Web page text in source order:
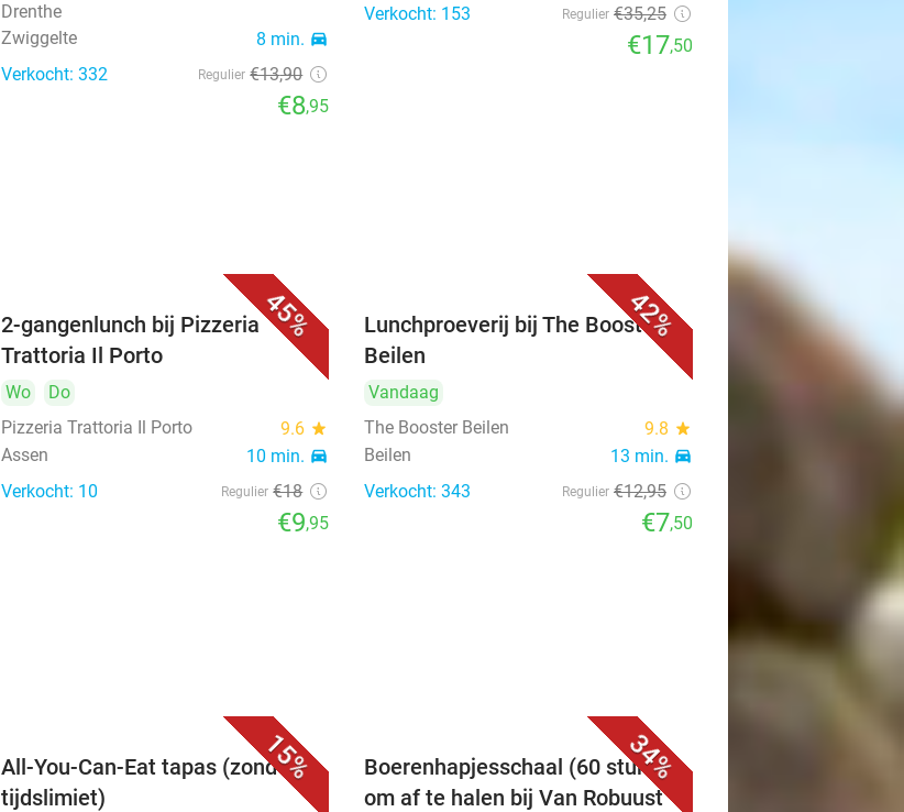
Drenthe
Zwiggelte 8 min. directions_car
Verkocht: 332 Regulier €13,90
€8,95
Verkocht: 153 Regulier €35,25
€17,50
45%
2-gangenlunch bij Pizzeria
Trattoria Il Porto
Wo
Do
Pizzeria Trattoria Il Porto
9.6 star
Assen 10 min. directions_car
Verkocht: 10 Regulier €18
€9,95
42%
Lunchproeverij bij The Booster
Beilen
Vandaag
The Booster Beilen
9.8 star
Beilen 13 min. directions_car
Verkocht: 343 Regulier €12,95
€7,50
15%
All-You-Can-Eat tapas (zonder
tijdslimiet)
34%
Boerenhapjesschaal (60 stuks)
om af te halen bij Van Robuust